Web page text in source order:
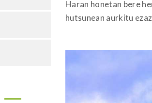
Haran honetan bere
hutsunean aurkitu